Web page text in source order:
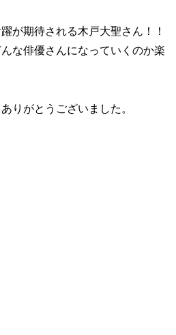
が期待される木戸大聖さん！！
な俳優さんになっていくのか楽
りがとうございました。